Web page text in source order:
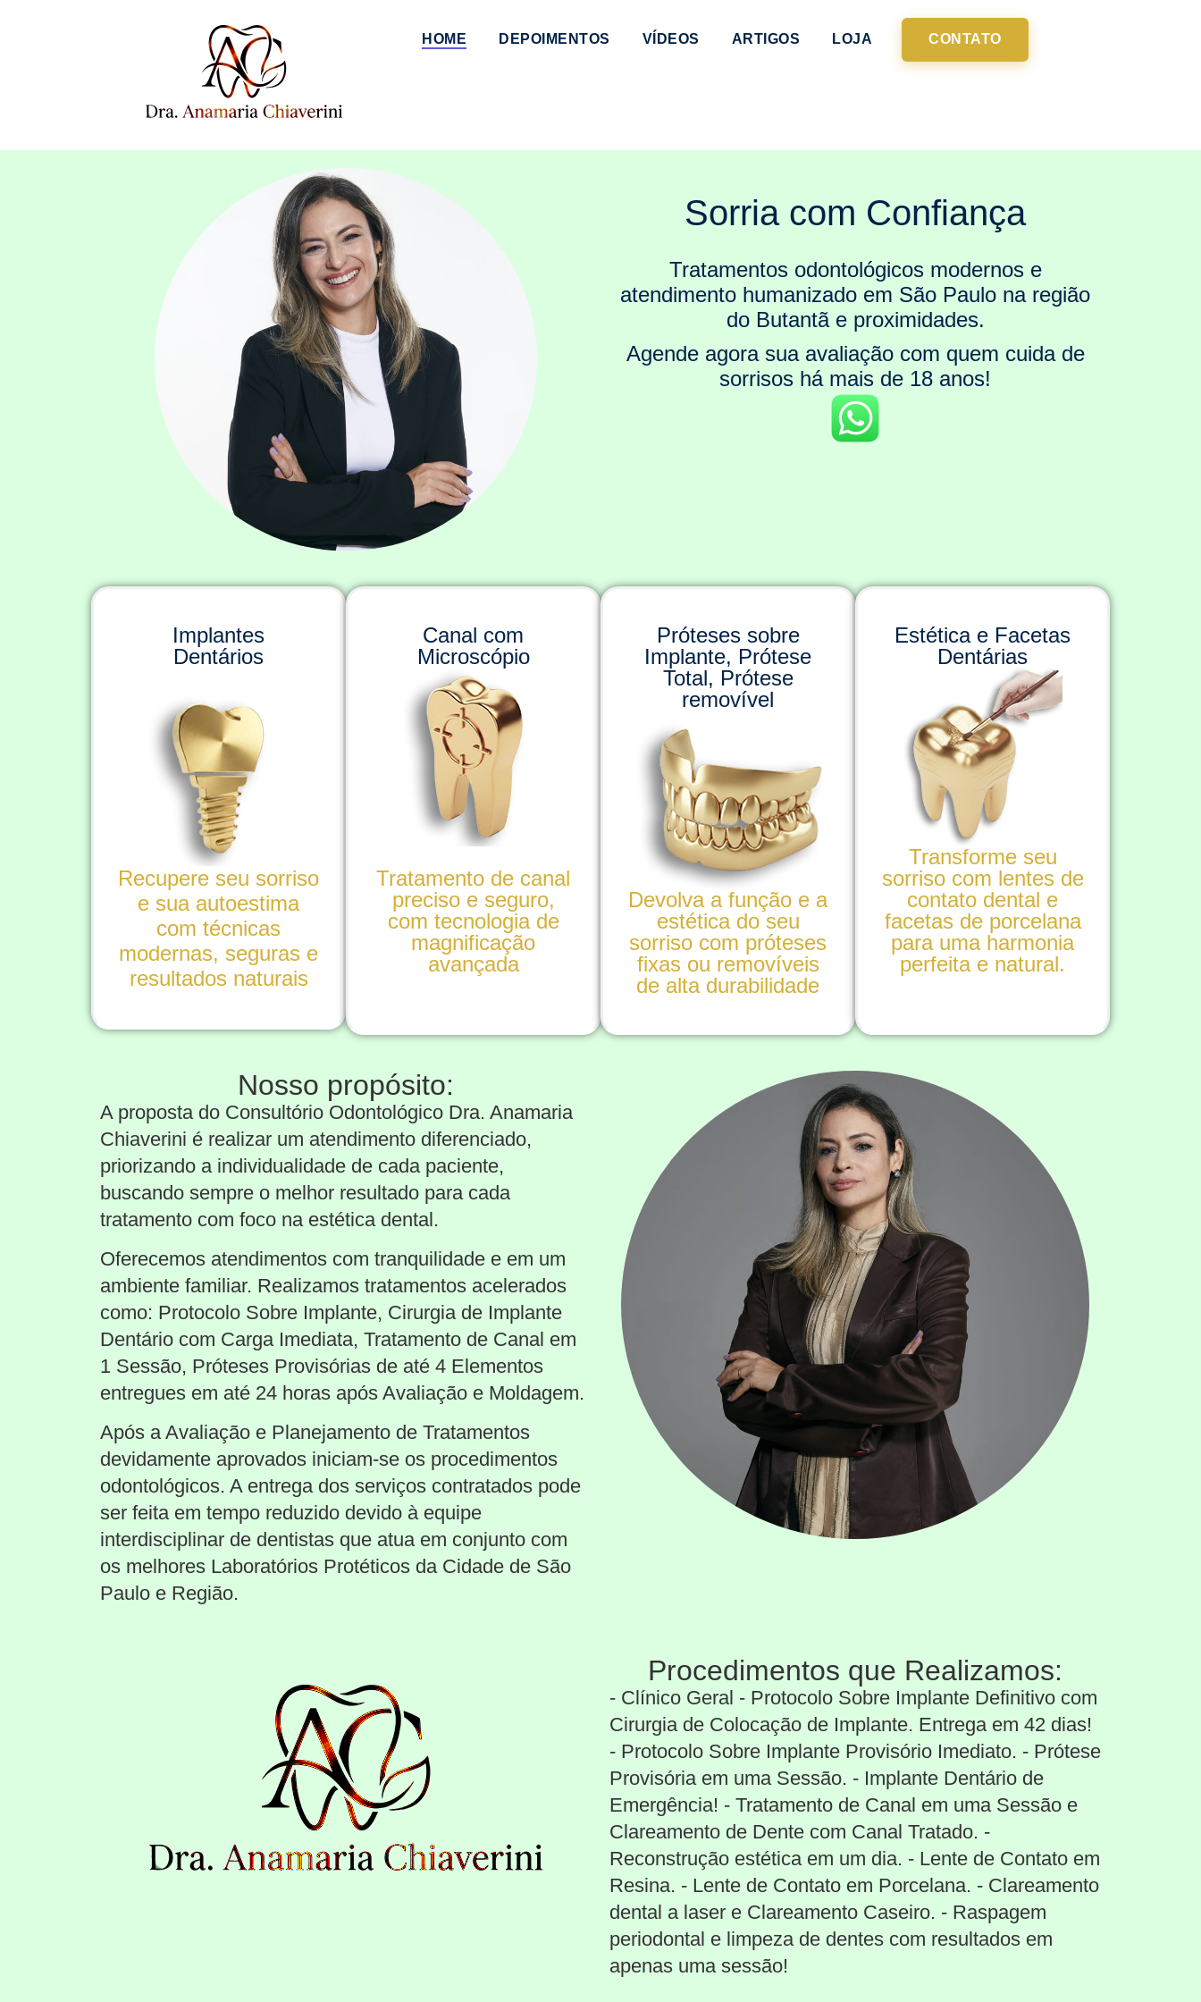
HOME DEPOIMENTOS VÍDEOS ARTIGOS LOJA CONTATO
Sorria com Confiança
Tratamentos odontológicos modernos e
atendimento humanizado em São Paulo na região
do Butantã e proximidades.
Agende agora sua avaliação com quem cuida de
sorrisos há mais de 18 anos!
Implantes
Dentários
Recupere seu sorriso
e sua autoestima
com técnicas
modernas, seguras e
resultados naturais
Canal com
Microscópio
Tratamento de canal
preciso e seguro,
com tecnologia de
magnificação
avançada
Próteses sobre
Implante, Prótese
Total, Prótese
removível
Devolva a função e a
estética do seu
sorriso com próteses
fixas ou removíveis
de alta durabilidade
Estética e Facetas
Dentárias
Transforme seu
sorriso com lentes de
contato dental e
facetas de porcelana
para uma harmonia
perfeita e natural.
Nosso propósito:
A proposta do Consultório Odontológico Dra. Anamaria
Chiaverini é realizar um atendimento diferenciado,
priorizando a individualidade de cada paciente,
buscando sempre o melhor resultado para cada
tratamento com foco na estética dental.
Oferecemos atendimentos com tranquilidade e em um
ambiente familiar. Realizamos tratamentos acelerados
como: Protocolo Sobre Implante, Cirurgia de Implante
Dentário com Carga Imediata, Tratamento de Canal em
1 Sessão, Próteses Provisórias de até 4 Elementos
entregues em até 24 horas após Avaliação e Moldagem.
Após a Avaliação e Planejamento de Tratamentos
devidamente aprovados iniciam-se os procedimentos
odontológicos. A entrega dos serviços contratados pode
ser feita em tempo reduzido devido à equipe
interdisciplinar de dentistas que atua em conjunto com
os melhores Laboratórios Protéticos da Cidade de São
Paulo e Região.
Procedimentos que Realizamos:
- Clínico Geral - Protocolo Sobre Implante Definitivo com
Cirurgia de Colocação de Implante. Entrega em 42 dias!
- Protocolo Sobre Implante Provisório Imediato. - Prótese
Provisória em uma Sessão. - Implante Dentário de
Emergência! - Tratamento de Canal em uma Sessão e
Clareamento de Dente com Canal Tratado. -
Reconstrução estética em um dia. - Lente de Contato em
Resina. - Lente de Contato em Porcelana. - Clareamento
dental a laser e Clareamento Caseiro. - Raspagem
periodontal e limpeza de dentes com resultados em
apenas uma sessão!